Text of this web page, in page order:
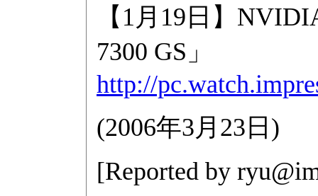
【1月19日】
7300 GS」
http://
(2006年3月23日 )
[Reported by